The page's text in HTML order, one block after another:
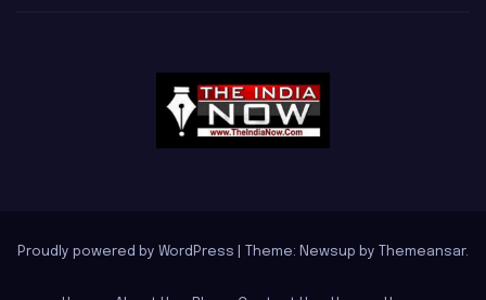
Proudly powered by WordPress Theme: Newsup by Themeansar.